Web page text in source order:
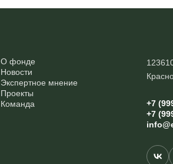
О фонде
Новости
Экспертное мнение
Проекты
Команда
+7
+7